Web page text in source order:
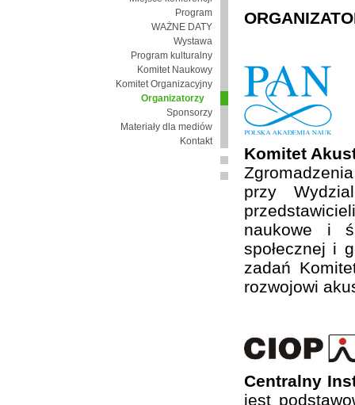
Program
WAŻNE DATY
Wystawa
Program kulturalny
Komitet Naukowy
Komitet Organizacyjny
Organizatorzy
Sponsorzy
Materiały dla mediów
Kontakt
Komitet
przy
naukowe i
społecznej i
zadań
rozwojowi
Centralny
jest